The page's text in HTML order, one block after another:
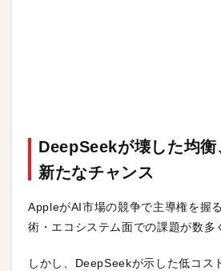
DeepSeekが壊した均
新たなチャンス
AppleがAI市場の競争で主導権を握
術・エコシステム面での課題が数多
しかし、DeepSeekが示した低コス